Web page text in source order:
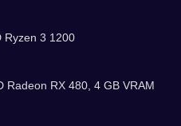
Ryzen 3 1200
Radeon RX 480, 4 GB VRAM